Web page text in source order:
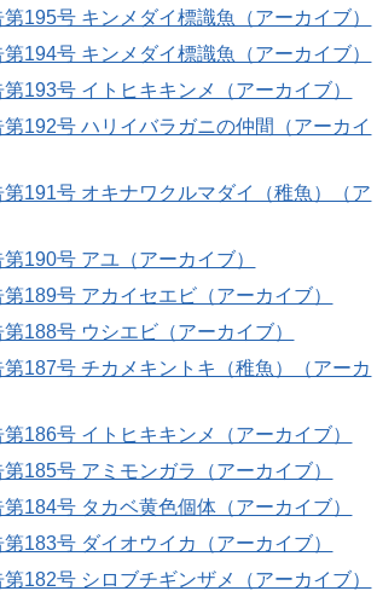
195号 キンメダイ標識魚（アーカイブ）
194号 キンメダイ標識魚（アーカイブ）
193号 イトヒキキンメ（アーカイブ）
192号 ハリイバラガニの仲間（アーカイ
191号 オキナワクルマダイ（稚魚）（ア
190号 アユ（アーカイブ）
189号 アカイセエビ（アーカイブ）
188号 ウシエビ（アーカイブ）
187号 チカメキントキ（稚魚）（アーカ
186号 イトヒキキンメ（アーカイブ）
185号 アミモンガラ（アーカイブ）
184号 タカベ黄色個体（アーカイブ）
183号 ダイオウイカ（アーカイブ）
182号 シロブチギンザメ（アーカイブ）